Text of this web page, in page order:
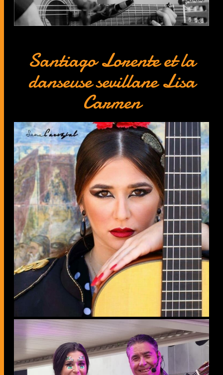
Santiago Lorente et la
danseuse sevillane Lisa
Carmen